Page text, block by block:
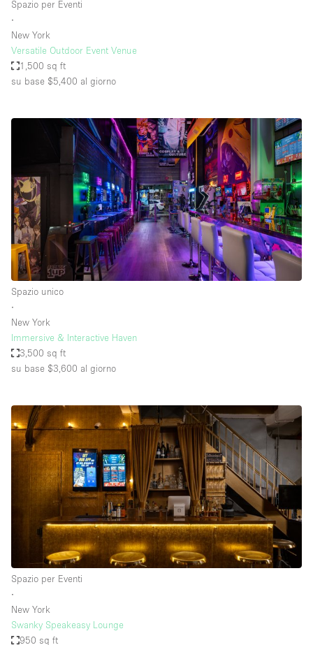
Spazio per Eventi
∙
New York
Versatile Outdoor Event Venue
1,500 sq ft
su base $5,400 al giorno
Spazio unico
∙
New York
Immersive & Interactive Haven
3,500 sq ft
su base $3,600 al giorno
Spazio per Eventi
∙
New York
Swanky Speakeasy Lounge
950 sq ft